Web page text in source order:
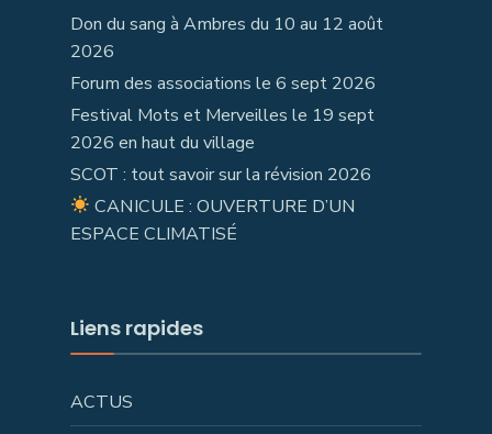
Don du sang à Ambres du 10 au 12 août
2026
Forum des associations le 6 sept 2026
Festival Mots et Merveilles le 19 sept
2026 en haut du village
SCOT : tout savoir sur la révision 2026
CANICULE : OUVERTURE D’UN
ESPACE CLIMATISÉ
Liens rapides
ACTUS